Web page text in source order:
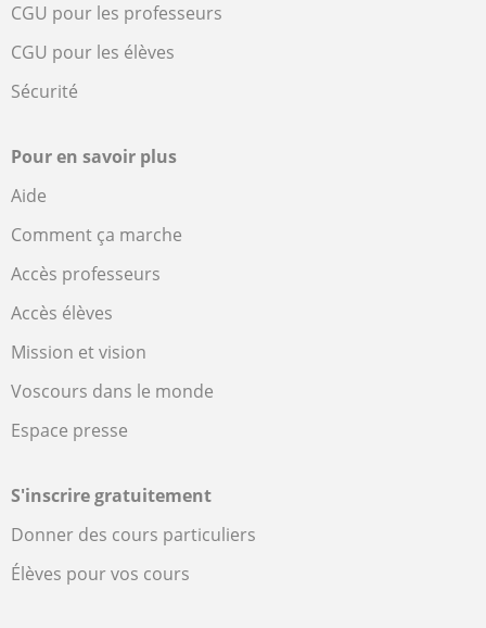
CGU pour les professeurs
CGU pour les élèves
Sécurité
Pour en savoir plus
Aide
Comment ça marche
Accès professeurs
Accès élèves
Mission et vision
Voscours dans le monde
Espace presse
S'inscrire gratuitement
Donner des cours particuliers
Élèves pour vos cours